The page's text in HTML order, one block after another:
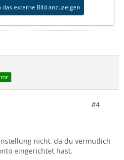
das externe Bild anzuzeigen
#4
nicht, da du vermutlich
eingerichtet hast.